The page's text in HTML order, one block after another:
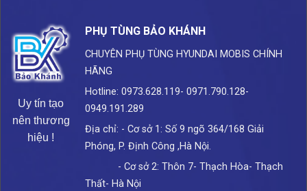
Uy tín tạo
nên thương
hiệu !
PHỤ TÙNG BẢO KHÁNH
CHUYÊN PHỤ TÙNG HYUNDAI MOBIS CHÍNH
HÃNG
Hotline: 0973.628.119- 0971.790.128-
0949.191.289
Địa chỉ: - Cơ sở 1: Số 9 ngõ 364/168 Giải
Phóng, P. Định Công ,Hà Nội.
- Cơ sở 2: Thôn 7- Thạch Hòa- Thạch
Thất- Hà Nội